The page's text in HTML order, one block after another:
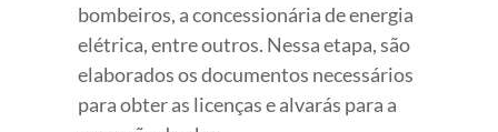
bombeiros, a concessionária de energia
elétrica, entre outros. Nessa etapa, são
elaborados os documentos necessários
para obter as licenças e alvarás para a